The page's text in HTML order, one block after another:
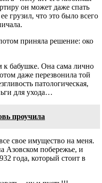
он может даже спать
грузил, что это было всего
приняла решение: око
к бабушке. Она сама лично
даже перезвонила той
патологическая,
для ухода…
проучила
свое имущество на меня.
Азовском побережье, и
года, который стоит в